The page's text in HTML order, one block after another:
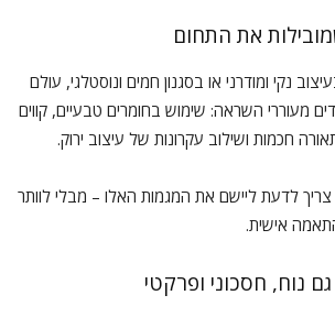
את התחום
נקי ומודרני או בסגנון חמים ונוסטלגי, עולם
מעוררי השראה: שימוש בחומרים טבעיים, קווים
חכמות ושילוב עקרונות של עיצוב ירוק.
לדעת ליישם את המגמות האלו – מבלי לוותר
אישית.
נוח, חסכוני ופרקטי